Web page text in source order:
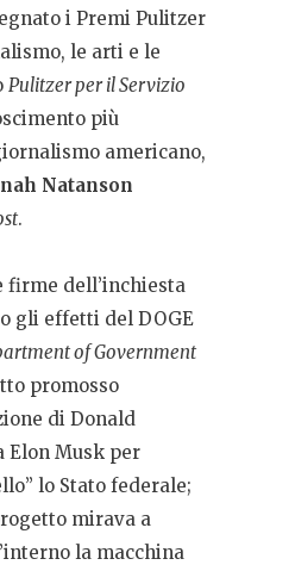
i Premi Pulitzer
le arti e le
Pulitzer per il Servizio
più
americano,
Natanson
.
firme dell’inchiesta
gli effetti del DOGE
of Government
promosso
di Donald
Elon Musk per
lo Stato federale;
mirava a
la macchina